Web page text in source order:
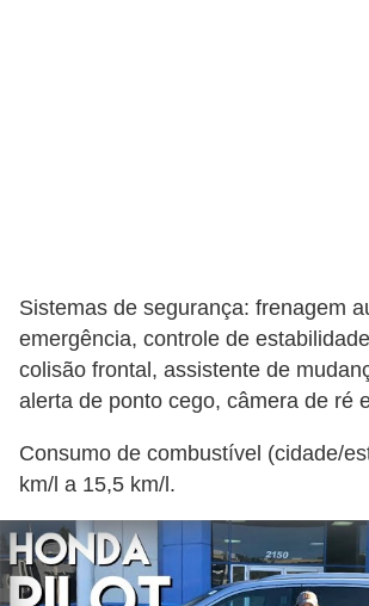
Sistemas de segurança: frenagem
emergência, controle de
colisão frontal, assistente de
alerta de ponto cego, câmera de ré
Consumo de combustível (cidade/
km/l a 15,5 km/l.